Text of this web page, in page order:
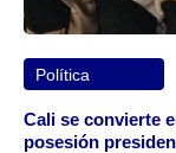
Política
Cali se convierte
posesión